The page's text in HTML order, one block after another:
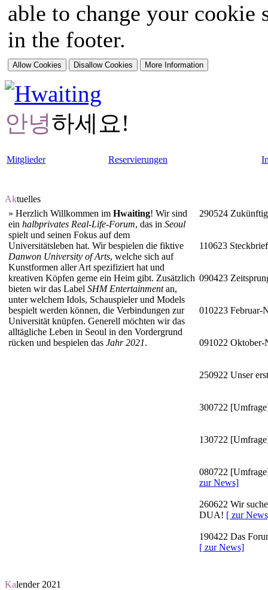
able to change your
in the footer.
안녕하세요!
Mitglieder Reservierungen
Aktuelles
» Herzlich Willkommen im Hwaiting! Wir sind
ein halbprivates Real-Life-Forum, das in Seoul
spielt und seinen Fokus auf dem
Universitätsleben hat. Wir bespielen die fiktive
Danwon University of Arts, welche sich auf
Kunstformen aller Art spezifiziert hat und
kreativen Köpfen gerne ein Heim gibt. Zusätzlich
bieten wir das Label SHM Entertainmentan,
unter welchem Idols, Schauspieler und Models
bespielt werden können, die Verbindungen zur
Universität knüpfen. Generell möchten wir das
alltägliche Leben in Seoul in den Vordergrund
rücken und bespielen das Jahr 2021.
290524
110623
090423
010223 Februar-
091022
250922 Unser
300722
130722
080722
zur News]
260622 Wir
DUA! [ zur
190422 Das
[ zur News]
Kalender 2021